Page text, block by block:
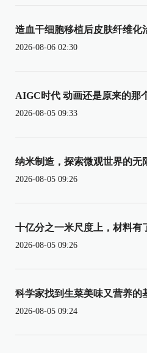
造血干细胞移植后皮肤纤维化
2026-08-06 02:30
AIGC时代 动画还是原来的那
2026-08-05 09:33
纳米制造，探索微观世界的无
2026-08-05 09:26
十亿分之一米尺度上，材料有
2026-08-05 09:26
科学家找到生菜美味又营养的
2026-08-05 09:24